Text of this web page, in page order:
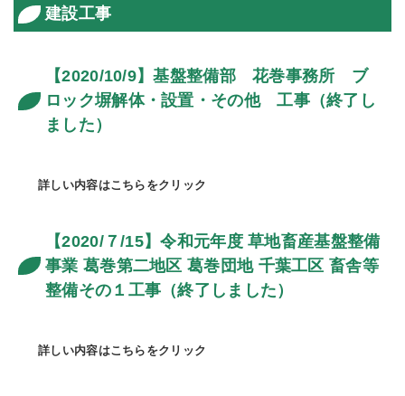
建設工事
【2020/10/9】基盤整備部 花巻事務所 ブ
ロック塀解体・設置・その他 工事（終了し
ました）
詳しい内容はこちらをクリック
【2020/７/15】令和元年度 草地畜産基盤整備
事業 葛巻第二地区 葛巻団地 千葉工区 畜舎等
整備その１工事（終了しました）
詳しい内容はこちらをクリック